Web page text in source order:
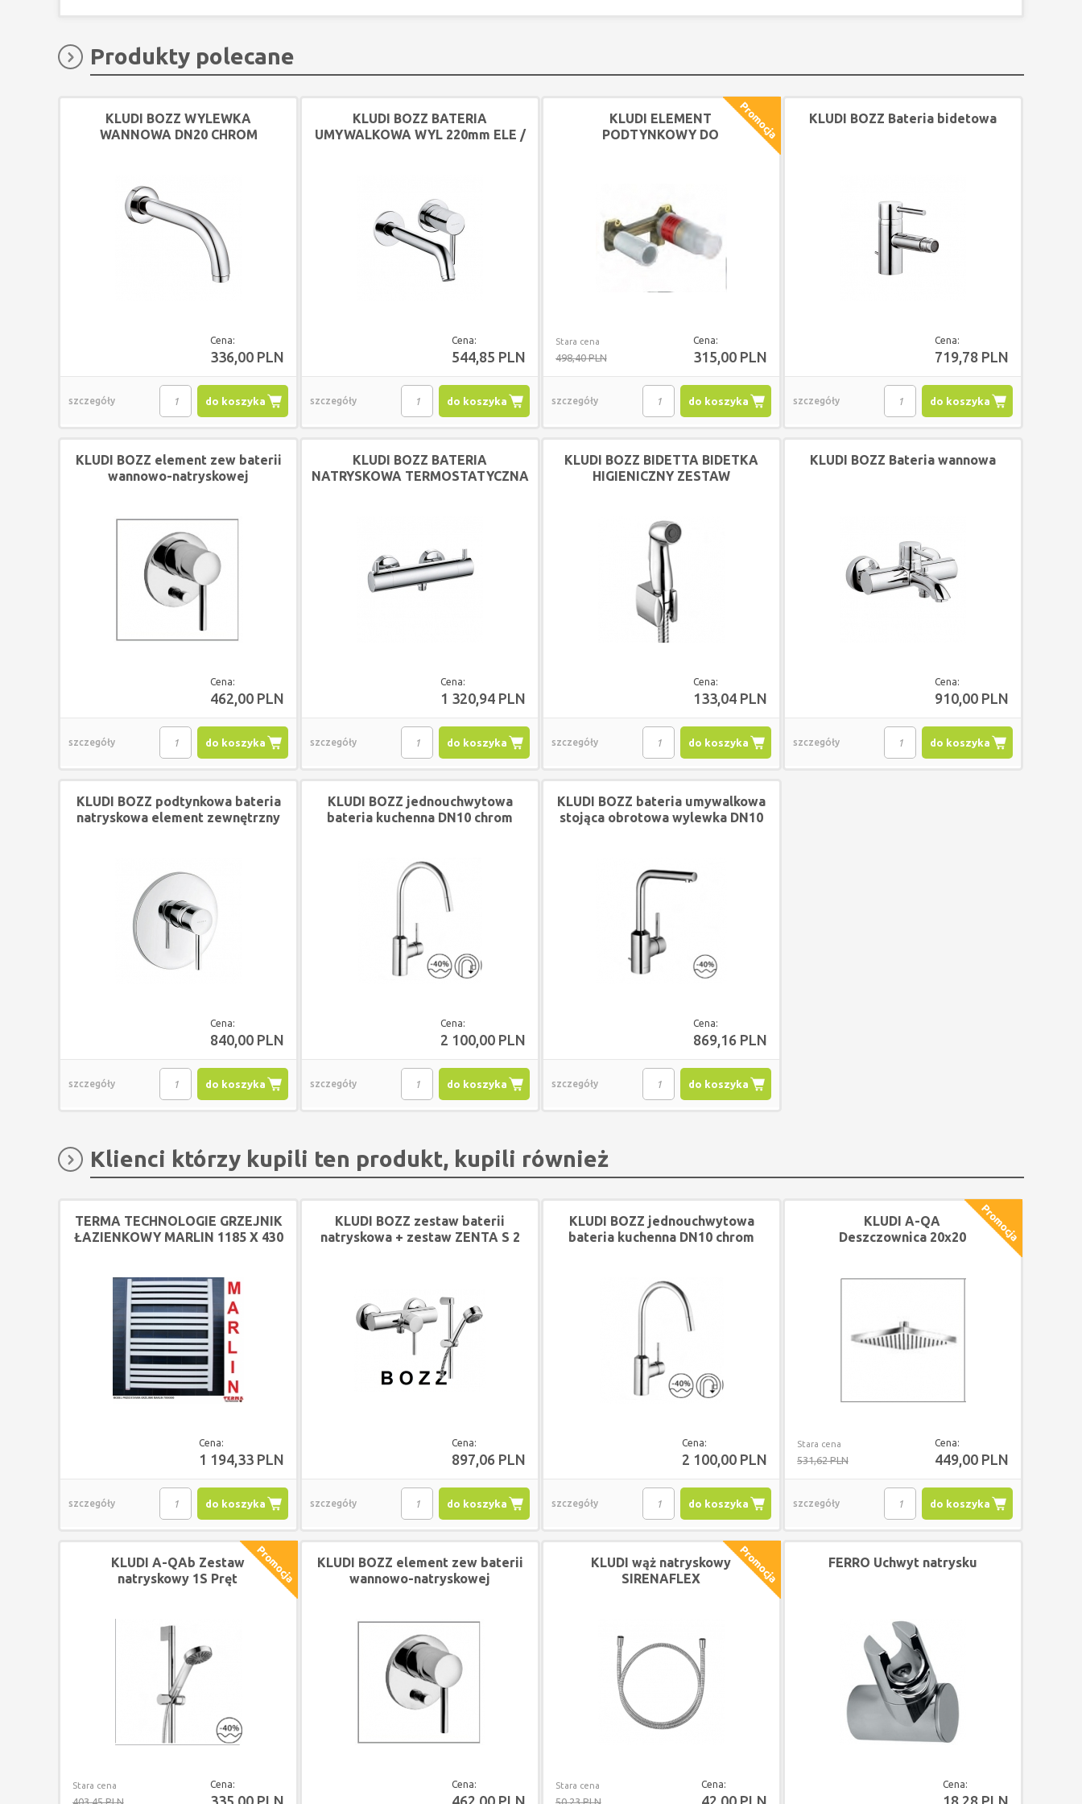
Produkty polecane
Cena:
336,00 PLN
KLUDI BOZZ WYLEWKA
WANNOWA DN20 CHROM
do koszyka
szczegóły
Cena:
544,85 PLN
KLUDI BOZZ BATERIA
UMYWALKOWA WYL 220mm ELE /
do koszyka
szczegóły
Stara cena
498,40 PLN
Cena:
315,00 PLN
KLUDI ELEMENT
PODTYNKOWY DO
do koszyka
szczegóły
Cena:
719,78 PLN
KLUDI BOZZ Bateria bidetowa
do koszyka
szczegóły
Cena:
462,00 PLN
KLUDI BOZZ element zew baterii
wannowo-natryskowej
do koszyka
szczegóły
Cena:
1 320,94 PLN
KLUDI BOZZ BATERIA
NATRYSKOWA TERMOSTATYCZNA
do koszyka
szczegóły
Cena:
133,04 PLN
KLUDI BOZZ BIDETTA BIDETKA
HIGIENICZNY ZESTAW
do koszyka
szczegóły
Cena:
910,00 PLN
KLUDI BOZZ Bateria wannowa
do koszyka
szczegóły
Cena:
840,00 PLN
KLUDI BOZZ podtynkowa bateria
natryskowa element zewnętrzny
do koszyka
szczegóły
Cena:
2 100,00 PLN
KLUDI BOZZ jednouchwytowa
bateria kuchenna DN10 chrom
do koszyka
szczegóły
Cena:
869,16 PLN
KLUDI BOZZ bateria umywalkowa
stojąca obrotowa wylewka DN10
do koszyka
szczegóły
Klienci którzy kupili ten produkt, kupili również
Cena:
1 194,33 PLN
TERMA TECHNOLOGIE GRZEJNIK
ŁAZIENKOWY MARLIN 1185 X 430
do koszyka
szczegóły
Cena:
897,06 PLN
KLUDI BOZZ zestaw baterii
natryskowa + zestaw ZENTA S 2
do koszyka
szczegóły
Cena:
2 100,00 PLN
KLUDI BOZZ jednouchwytowa
bateria kuchenna DN10 chrom
do koszyka
szczegóły
Stara cena
531,62 PLN
Cena:
449,00 PLN
KLUDI A-QA
Deszczownica 20x20
do koszyka
szczegóły
Stara cena
403,45 PLN
Cena:
335,00 PLN
KLUDI A-QAb Zestaw
natryskowy 1S Pręt
Cena:
462,00 PLN
KLUDI BOZZ element zew baterii
wannowo-natryskowej
Stara cena
50,23 PLN
Cena:
42,00 PLN
KLUDI wąż natryskowy
SIRENAFLEX
Cena:
18,28 PLN
FERRO Uchwyt natrysku